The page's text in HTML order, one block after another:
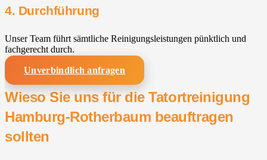
4. Durchführung
Unser Team führt sämtliche Reinigungsleistungen pünktlich und
fachgerecht durch.
Unverbindlich anfragen
Wieso Sie uns für die Tatortreinigung
Hamburg-Rotherbaum beauftragen
sollten